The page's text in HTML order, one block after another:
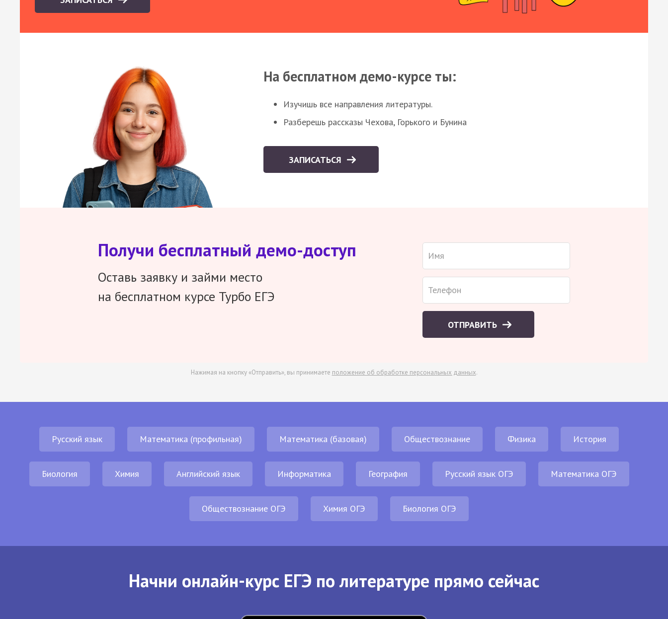
На бесплатном демо-курсе ты:
Изучишь все направления литературы.
Разберешь рассказы Чехова, Горького и Бунина
ЗАПИСАТЬСЯ
Получи бесплатный демо-доступ
Оставь заявку и займи место
на бесплатном курсе Турбо ЕГЭ
ОТПРАВИТЬ
Нажимая на кнопку «Отправить», вы принимаете положение об обработке персональных данных.
Русский язык Математика (профильная) Математика (базовая) Обществознание Физика История
Биология Химия Английский язык Информатика География Русский язык ОГЭ Математика ОГЭ
Обществознание ОГЭ Химия ОГЭ Биология ОГЭ
Начни онлайн-курс ЕГЭ по литературе прямо сейчас